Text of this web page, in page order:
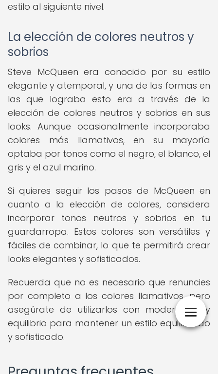
estilo al siguiente nivel.
La elección de colores neutros y
sobrios
Steve McQueen era conocido por su estilo
elegante y atemporal, y una de las formas en
las que lograba esto era a través de la
elección de colores neutros y sobrios en sus
looks. Aunque ocasionalmente incorporaba
colores más llamativos, en su mayoría
optaba por tonos como el negro, el blanco, el
gris y el azul marino.
Si quieres seguir los pasos de McQueen en
cuanto a la elección de colores, considera
incorporar tonos neutros y sobrios en tu
guardarropa. Estos colores son versátiles y
fáciles de combinar, lo que te permitirá crear
looks elegantes y sofisticados.
Recuerda que no es necesario que renuncies
por completo a los colores llamativos, pero
asegúrate de utilizarlos con moderación y
equilibrio para mantener un estilo equilibrado
y sofisticado.